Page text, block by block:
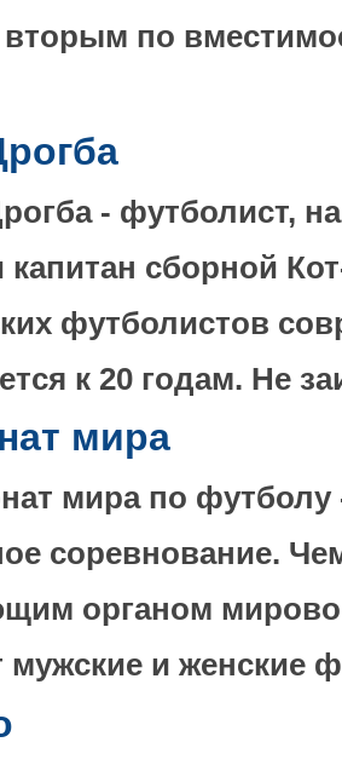
вторым по
- футболист,
капитан сборной
футболистов
к 20 годам. Не
мира
мира по футболу
соревнование.
органом
мужские и женские